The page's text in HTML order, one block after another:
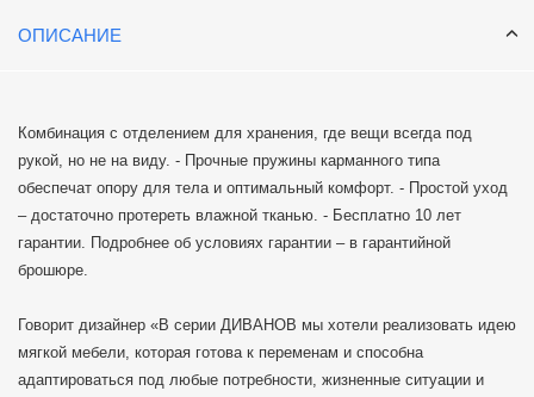
ОПИСАНИЕ
Комбинация с отделением для хранения, где вещи всегда под
рукой, но не на виду. - Прочные пружины карманного типа
обеспечат опору для тела и оптимальный комфорт. - Простой уход
– достаточно протереть влажной тканью. - Бесплатно 10 лет
гарантии. Подробнее об условиях гарантии – в гарантийной
брошюре.
Говорит дизайнер «В серии ДИВАНОВ мы хотели реализовать идею
мягкой мебели, которая готова к переменам и способна
адаптироваться под любые потребности, жизненные ситуации и